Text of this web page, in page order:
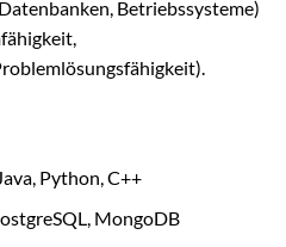
Betriebssysteme)
Python, C++
MongoDB